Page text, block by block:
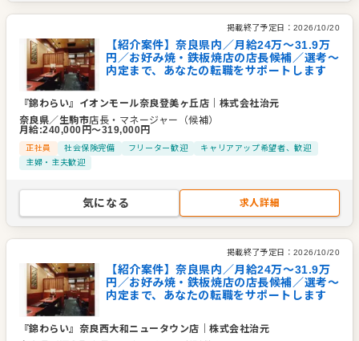
掲載終了予定日： 2026/10/20
【紹介案件】奈良県内／月給24万〜31.9万
円／お好み焼・鉄板焼店の店長候補／選考～
内定まで、あなたの転職をサポートします
『錦わらい』イオンモール奈良登美ヶ丘店
株式会社治元
奈良県／生駒市店長・マネージャー（候補）
月給:240,000 円〜319,000円
正社員 社会保険完備 フリーター歓迎
キャリアアップ希望者、歓迎
主婦・主夫歓迎
気になる 求人詳細
掲載終了予定日： 2026/10/20
【紹介案件】奈良県内／月給24万〜31.9万
円／お好み焼・鉄板焼店の店長候補／選考～
内定まで、あなたの転職をサポートします
『錦わらい』奈良西大和ニュータウン店 ｜株式会社治元